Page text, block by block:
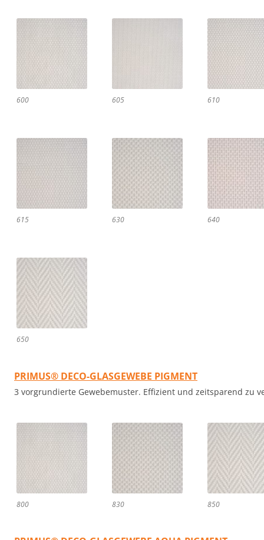
600 605 610
615 630 640
650
PRIMUS® DECO-GLASGEWEBE PIGMENT
3 vorgrundierte Gewebemuster. Effizient und zeitsparend zu
800 830 850